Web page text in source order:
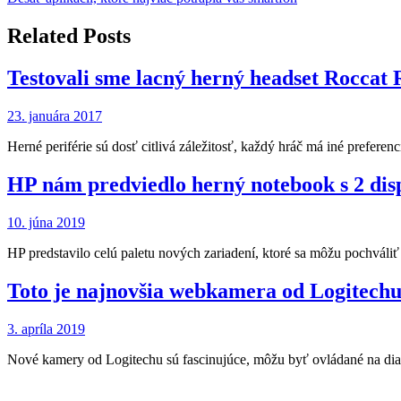
v
článku
Related Posts
Testovali sme lacný herný headset Roccat
23. januára 2017
Herné periférie sú dosť citlivá záležitosť, každý hráč má iné
HP nám predviedlo herný notebook s 2
10. júna 2019
HP predstavilo celú paletu nových zariadení, ktoré sa môžu
Toto je najnovšia webkamera od
3. apríla 2019
Nové kamery od Logitechu sú fascinujúce, môžu byť ovládané na